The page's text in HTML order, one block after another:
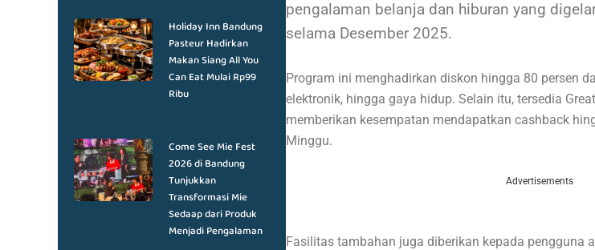
Holiday Inn Bandung
Pasteur Hadirkan
Makan Siang All You
Can Eat Mulai Rp99
Ribu
Come See Mie Fest
2026 di Bandung
Tunjukkan
Transformasi Mie
Sedaap dari Produk
Menjadi Pengalaman
pengalaman belanja dan hiburan yang
selama Desember 2025.
Program ini menghadirkan diskon hingga 80 persen
elektronik, hingga gaya hidup. Selain itu, tersedia
memberikan kesempatan mendapatkan cashback
Minggu.
Advertisements
Fasilitas tambahan juga diberikan kepada pengguna